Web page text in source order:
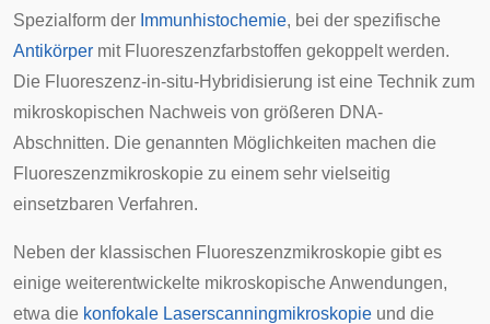
Spezialform der Immunhistochemie, bei der spezifische
Antikörper mit Fluoreszenzfarbstoffen gekoppelt werden.
Die Fluoreszenz-in-situ-Hybridisierung ist eine Technik zum
mikroskopischen Nachweis von größeren DNA-
Abschnitten. Die genannten Möglichkeiten machen die
Fluoreszenzmikroskopie zu einem sehr vielseitig
einsetzbaren Verfahren.
Neben der klassischen Fluoreszenzmikroskopie gibt es
einige weiterentwickelte mikroskopische Anwendungen,
etwa die konfokale Laserscanningmikroskopie und die